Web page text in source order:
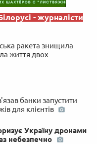
- журналісти
ракета знищила
життя двох
банки запустити
для клієнтів
Україну дронами
небезпечно